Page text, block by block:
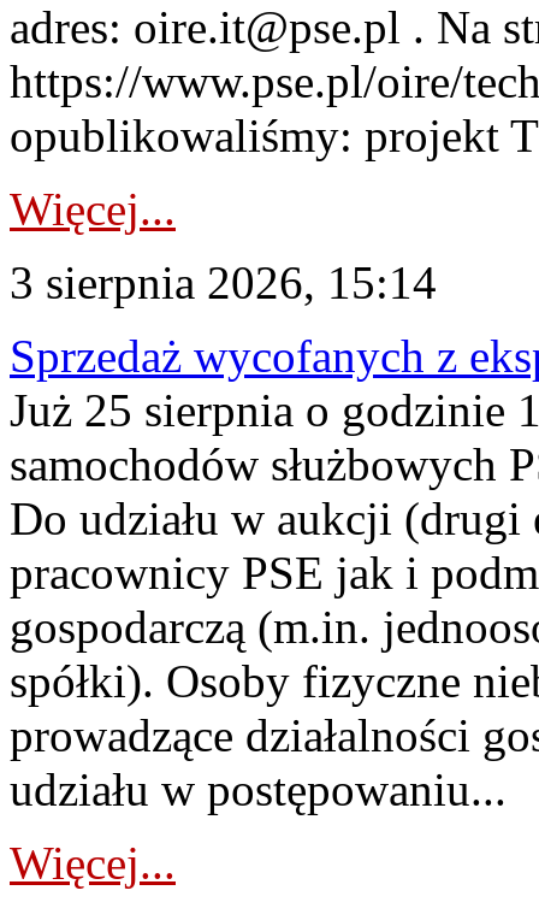
adres: oire.it@pse.pl . Na
https://www.pse.pl/oire/
opublikowaliśmy: projekt
Więcej...
3 sierpnia 2026, 15:14
Sprzedaż wycofanych z
Już 25 sierpnia o godzinie
samochodów służbowych
Do udziału w aukcji (drugi
pracownicy PSE jak i
gospodarczą (m.in.
spółki). Osoby fizyczne
prowadzące działalności
udziału w postępowaniu...
Więcej...